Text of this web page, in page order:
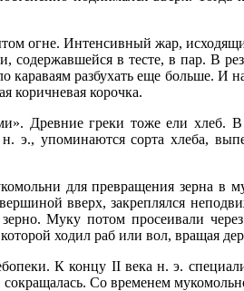
огне. Интенсивный жар,
в тесте, в пар. В
караваям разбухать еще больше. И
коричневая корочка.
Древние греки тоже ели хлеб.
э., упоминаются сорта хлеба,
для превращения зерна в
вверх, закреплялся
Муку потом просеивали
ходил раб или вол, вращая
К концу II века н. э.
Со временем